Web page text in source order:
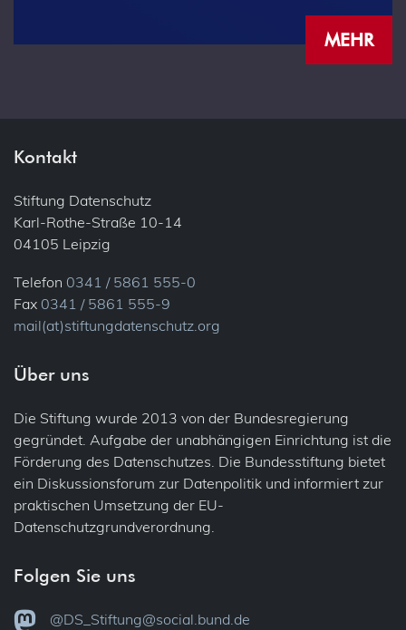
MEHR
Kontakt
Stiftung Datenschutz
Karl-Rothe-Straße 10-14
04105 Leipzig
Telefon 0341 / 5861 555-0
Fax 0341 / 5861 555-9
mail(at)stiftungdatenschutz.org
Über uns
Die Stiftung wurde 2013 von der Bundesregierung
gegründet. Aufgabe der unabhängigen Einrichtung ist die
Förderung des Datenschutzes. Die Bundesstiftung bietet
ein Diskussionsforum zur Datenpolitik und informiert zur
praktischen Umsetzung der EU-
Datenschutzgrundverordnung.
Folgen Sie uns
@DS_Stiftung@social.bund.de